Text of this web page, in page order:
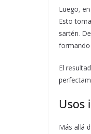
Luego,
Esto
sartén.
formando
El
Usos
Más allá